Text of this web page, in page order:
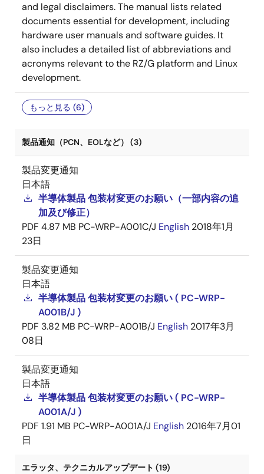
and legal disclaimers. The manual lists related
documents essential for development, including
hardware user manuals and software guides. It
also includes a detailed list of abbreviations and
acronyms relevant to the RZ/G platform and Linux
development.
もっと見る (6)
製品通知（PCN、EOLなど） (3)
製品変更通知
日本語
半導体製品 包装材変更のお願い（一部内容の追
加及び修正）
PDF 4.87 MB PC-WRP-A001C/J English 2018年1月
23日
製品変更通知
日本語
半導体製品 包装材変更のお願い ( PC-WRP-
A001B/J )
PDF 3.82 MB PC-WRP-A001B/J English 2017年3月
08日
製品変更通知
日本語
半導体製品 包装材変更のお願い ( PC-WRP-
A001A/J )
PDF 1.91 MB PC-WRP-A001A/J English 2016年7月01
日
エラッタ、テクニカルアップデート (19)